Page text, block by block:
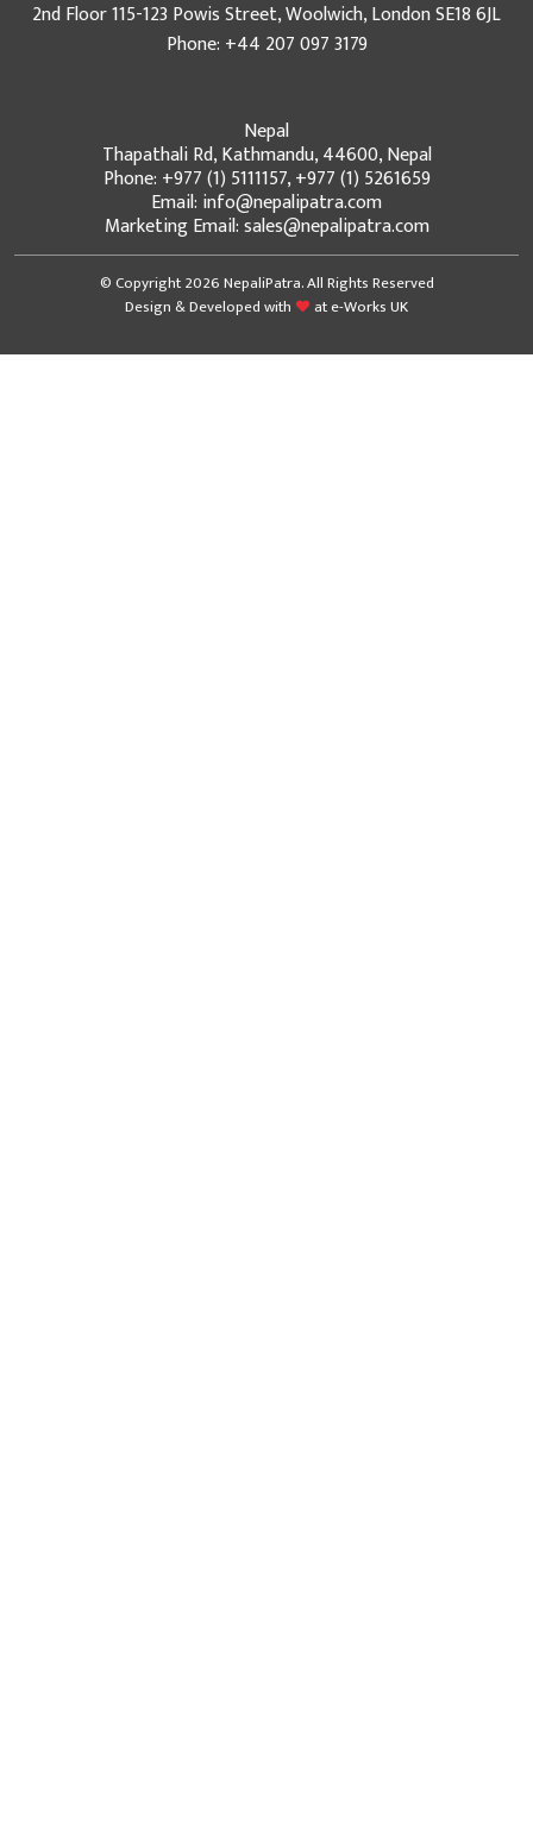
2nd Floor 115-123 Powis Street, Woolwich, London SE18 6JL
Phone: +44 207 097 3179
Nepal
Thapathali Rd, Kathmandu, 44600, Nepal
Phone: +977 (1) 5111157, +977 (1) 5261659
Email: info@nepalipatra.com
Marketing Email: sales@nepalipatra.com
© Copyright 2026 NepaliPatra. All Rights Reserved
Design & Developed with
ate-Works UK